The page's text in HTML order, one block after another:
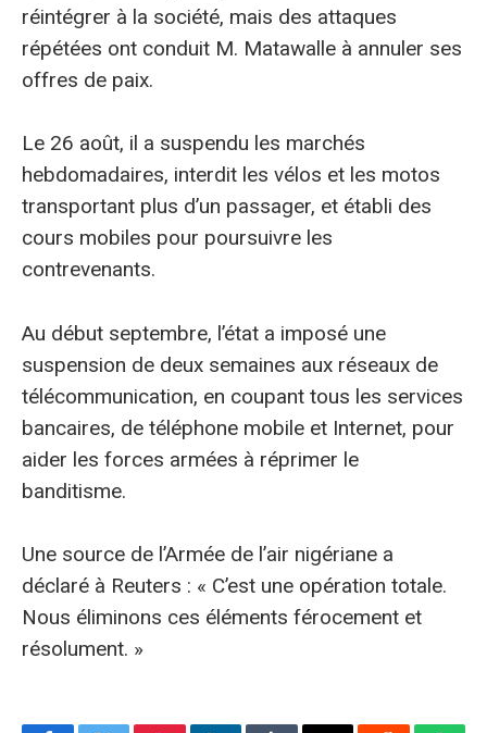
réintégrer à la société, mais des attaques
répétées ont conduit M. Matawalle à annuler ses
offres de paix.
Le 26 août, il a suspendu les marchés
hebdomadaires, interdit les vélos et les motos
transportant plus d’un passager, et établi des
cours mobiles pour poursuivre les
contrevenants.
Au début septembre, l’état a imposé une
suspension de deux semaines aux réseaux de
télécommunication, en coupant tous les services
bancaires, de téléphone mobile et Internet, pour
aider les forces armées à réprimer le
banditisme.
Une source de l’Armée de l’air nigériane a
déclaré à Reuters : « C’est une opération totale.
Nous éliminons ces éléments férocement et
résolument. »